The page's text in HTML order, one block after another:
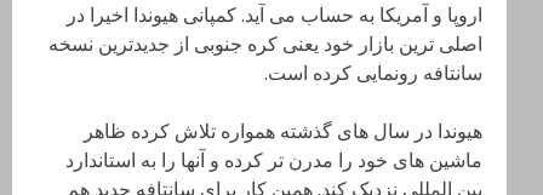
اروپا و آمریکا به حساب می آید. کمپانی هیوندا اخیرا در
اصلی ترین بازار خود یعنی کره جنوبی از جدیدترین نسخه
سانتافه رونمایی کرده است.
هیوندا در سال های گذشته همواره تلاش کرده ظاهر
ماشین های خود را مدرن تر کرده و آنها را به استاندارد
بین المللی نزدیک کند. همین کار برای سانتافه جدید هم